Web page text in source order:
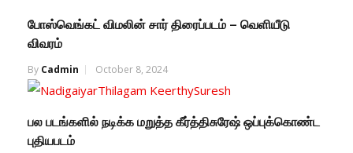
போஸ்வெங்கட் விமலின் சார் திரைப்படம் – வெளியீடு
விவரம்
By Cadmin October 8, 2024
பல படங்களில் நடிக்க மறுத்த கீர்த்திசுரேஷ் ஒப்புக்கொண்ட
புதியபடம்